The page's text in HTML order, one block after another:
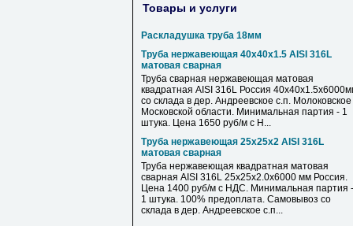
Товары и услуги
Раскладушка труба 18мм
Труба нержавеющая 40х40х1.5 AISI 316L
матовая сварная
Труба сварная нержавеющая матовая
квадратная AISI 316L Россия
со склада в дер. Андреевское с.п. Молоковское
Московской области. Минимальная партия - 1
штука. Цена 1650 руб/м с Н...
Труба нержавеющая 25х25х2 AISI 316L
матовая сварная
Труба нержавеющая квадратная матовая
сварная AISI 316L 25х25х2.0х6000 мм Россия.
Цена 1400 руб/м с НДС. Минимальная партия -
1 штука. 100% предоплата. Самовывоз со
склада в дер. Андреевское с.п...